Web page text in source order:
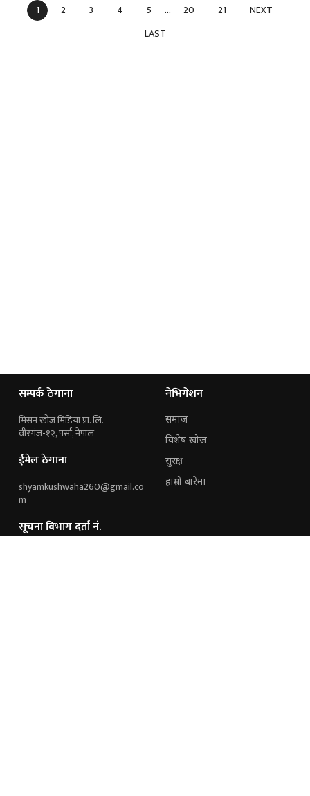
1 2 3 4 5 ... 20 21
NEXT
LAST
सम्पर्क ठेगाना
मिसन खोज मिडिया प्रा. लि.
वीरगंज-१२, पर्सा, नेपाल
ईमेल ठेगाना
shyamkushwaha260@gmail.co
m
सूचना विभाग दर्ता नं.
नेभिगेशन
समाज
विशेष खोज
सुरक्षा
हाम्रो बारेमा